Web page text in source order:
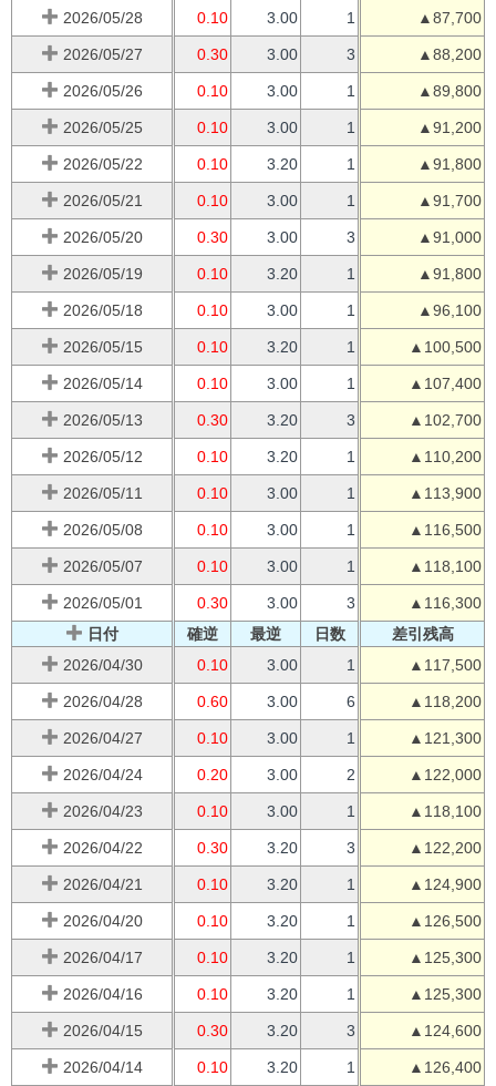
2026/05/28 0.10 3.00 1 ▲87,700
2026/05/27 0.30 3.00 3 ▲88,200
2026/05/26 0.10 3.00 1 ▲89,800
2026/05/25 0.10 3.00 1 ▲91,200
2026/05/22 0.10 3.20 1 ▲91,800
2026/05/21 0.10 3.00 1 ▲91,700
2026/05/20 0.30 3.00 3 ▲91,000
2026/05/19 0.10 3.20 1 ▲91,800
2026/05/18 0.10 3.00 1 ▲96,100
2026/05/15 0.10 3.20 1 ▲100,500
2026/05/14 0.10 3.00 1 ▲107,400
2026/05/13 0.30 3.20 3 ▲102,700
2026/05/12 0.10 3.20 1 ▲110,200
2026/05/11 0.10 3.00 1 ▲113,900
2026/05/08 0.10 3.00 1 ▲116,500
2026/05/07 0.10 3.00 1 ▲118,100
2026/05/01 0.30 3.00 3
▲116,300
日付
確逆 最逆 日数
差引残高
2026/04/30
0.10 3.00 1 ▲117,500
2026/04/28 0.60 3.00 6 ▲118,200
2026/04/27 0.10 3.00 1 ▲121,300
2026/04/24 0.20 3.00 2 ▲122,000
2026/04/23 0.10 3.00 1 ▲118,100
2026/04/22 0.30 3.20 3 ▲122,200
2026/04/21 0.10 3.20 1 ▲124,900
2026/04/20 0.10 3.20 1 ▲126,500
2026/04/17 0.10 3.20 1 ▲125,300
2026/04/16 0.10 3.20 1 ▲125,300
2026/04/15 0.30 3.20 3 ▲124,600
2026/04/14 0.10 3.20 1 ▲126,400